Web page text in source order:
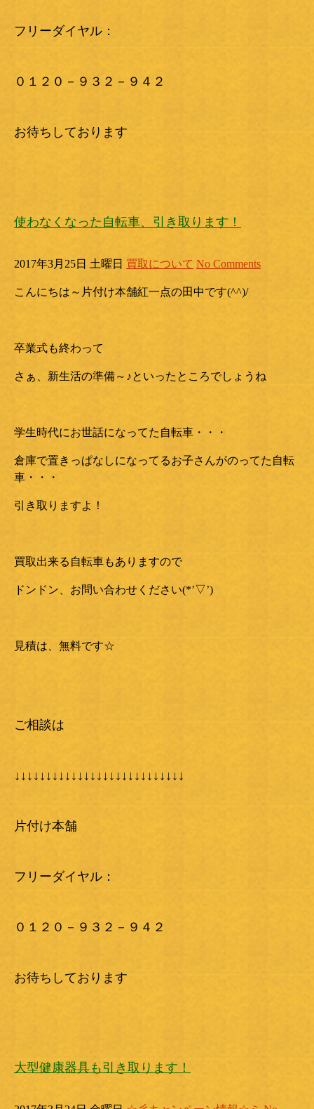
フリーダイヤル：
０１２０－９３２－９４２
お待ちしております
使わなくなった自転車、引き取ります！
2017年3月25日 土曜日 買取について No Comments
こんにちは～片付け本舗紅一点の田中です(^^)/
卒業式も終わって
さぁ、新生活の準備～♪といったところでしょうね
学生時代にお世話になってた自転車・・・
倉庫で置きっぱなしになってるお子さんがのってた自転
車・・・
引き取りますよ！
買取出来る自転車もありますので
ドンドン、お問い合わせください(*’▽’)
見積は、無料です☆
ご相談は
↓↓↓↓↓↓↓↓↓↓↓↓↓↓↓↓↓↓↓↓↓↓↓↓↓↓↓
片付け本舗
フリーダイヤル：
０１２０－９３２－９４２
お待ちしております
大型健康器具も引き取ります！